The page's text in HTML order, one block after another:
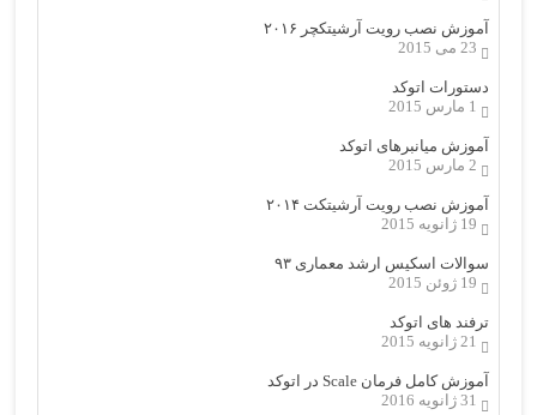
آموزش نصب رویت آرشیتکچر ۲۰۱۶
23 می 2015
دستورات اتوکد
1 مارس 2015
آموزش میانبرهای اتوکد
2 مارس 2015
آموزش نصب رویت آرشیتکت ۲۰۱۴
19 ژانویه 2015
سوالات اسکیس ارشد معماری ۹۳
19 ژوئن 2015
ترفند های اتوکد
21 ژانویه 2015
آموزش کامل فرمان Scale در اتوکد
31 ژانویه 2016